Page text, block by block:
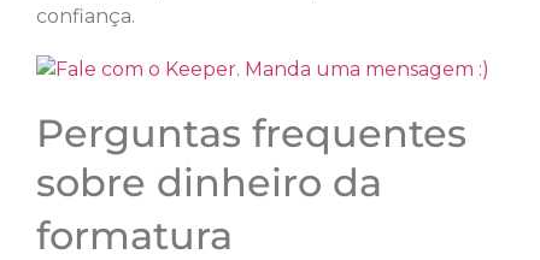
confiança.
Perguntas frequentes
sobre dinheiro da
formatura